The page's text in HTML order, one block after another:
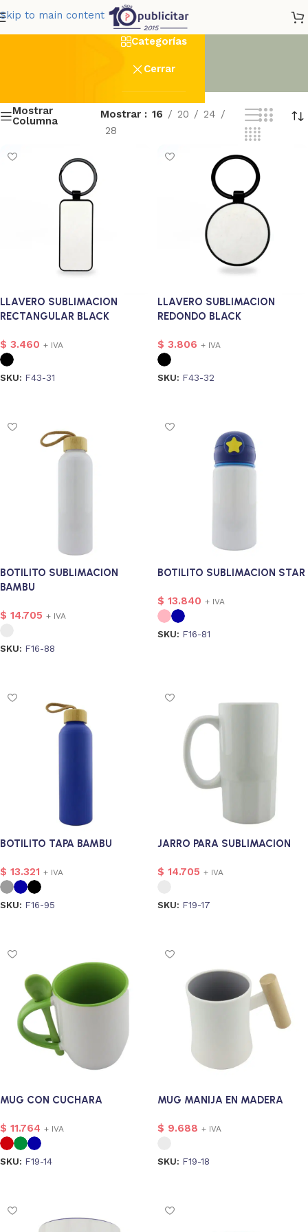
Skip to main contentSublimación
Categorías
Cerrar
1
4
27
Mostrar
Columna
Mostrar 16 20
24
28
LLAVERO SUBLIMACION
RECTANGULAR BLACK
$ 3.460 + IVA
SKU: F43-31
LLAVERO SUBLIMACION
REDONDO BLACK
$ 3.806 + IVA
SKU: F43-32
BOTILITO SUBLIMACION
BAMBU
$ 14.705 + IVA
SKU: F16-88
BOTILITO SUBLIMACION STAR
$ 13.840 + IVA
SKU: F16-81
BOTILITO TAPA BAMBU
$ 13.321 + IVA
SKU: F16-95
JARRO PARA SUBLIMACION
$ 14.705 + IVA
SKU: F19-17
MUG CON CUCHARA
$ 11.764 + IVA
SKU: F19-14
MUG MANIJA EN MADERA
$ 9.688 + IVA
SKU: F19-18